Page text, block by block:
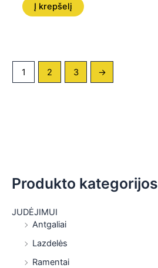
Produkto kategorijos
JUDĖJIMUI
Antgaliai
Lazdelės
Ramentai
Į krepšelį
1 2 3 →